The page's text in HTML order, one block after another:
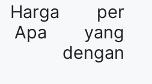
Harga per
Apa yang
dengan